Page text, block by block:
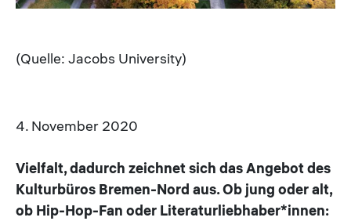
(Quelle: Jacobs University)
4. November 2020
Vielfalt, dadurch zeichnet sich das Angebot des
Kulturbüros Bremen-Nord aus. Ob jung oder alt,
ob Hip-Hop-Fan oder Literaturliebhaber*innen: